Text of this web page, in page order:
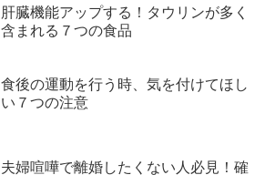
肝臓機能アップする！タウリンが多く
含まれる７つの食品
食後の運動を行う時、気を付けてほし
い７つの注意
夫婦喧嘩で離婚したくない人必見！確